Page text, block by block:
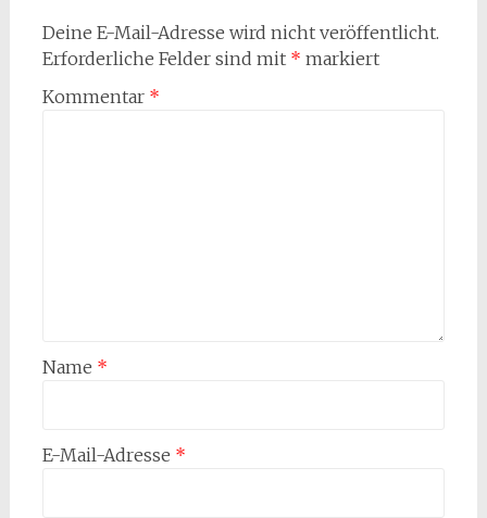
Deine E-Mail-Adresse wird nicht veröffentlicht.
Erforderliche Felder sind mit * markiert
Kommentar *
Name *
E-Mail-Adresse *